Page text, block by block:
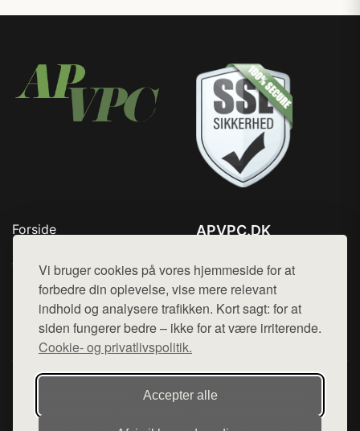
Vi bruger cookies på vores hjemmeside for at
forbedre din oplevelse, vise mere relevant
indhold og analysere trafikken. Kort sagt: for at
siden fungerer bedre – ikke for at være irriterende.
Cookie- og privatlivspolitik.
Accepter alle
Forside
Top Rabatter
Blog
Kontakt
APVPC.DK
Mail: hej@want.dk
Cookie- og privatlivspolitik
Denne side er en del af want.dk, der udgiver en række
hjemmesider med præsentation af forskellige produkter fra